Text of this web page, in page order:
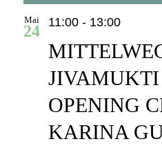
Mai
24
OPENING
KARINA
11:00 - 13:00